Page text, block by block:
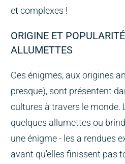
et complexes !
ORIGINE ET
ALLUMETTES
Ces énigmes, aux origines
presque), sont présentent
cultures à travers le monde.
quelques allumettes ou
une énigme - les a rendues
avant qu'elles finissent pas